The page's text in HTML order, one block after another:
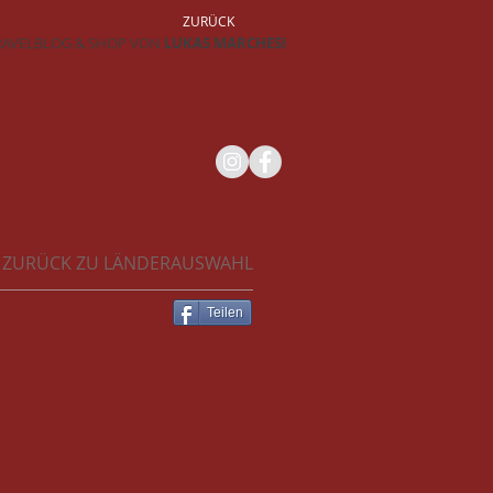
& SHOP VON LUKAS MARCHESI
ZURÜCK
ZURÜCK ZU LÄNDERAUSWAHL
Teilen